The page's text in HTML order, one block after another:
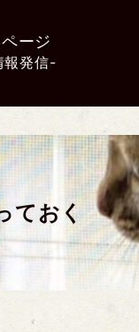
ージ
報発信-
ておく